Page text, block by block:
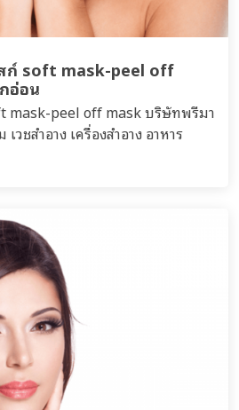
ก์ soft mask-peel off
อ่อน
mask-peel off mask บริษัทพรีมา
วชสำอาง เครื่องสำอาง อาหาร